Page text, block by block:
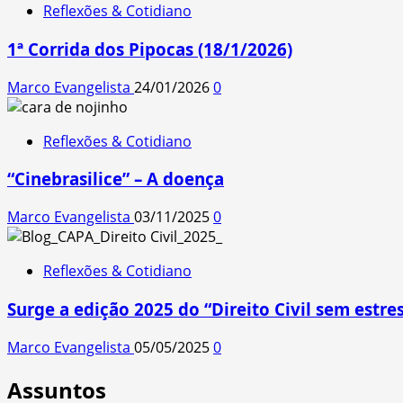
Reflexões & Cotidiano
1ª Corrida dos Pipocas (18/1/2026)
Marco Evangelista 24/01/20260
Reflexões & Cotidiano
“Cinebrasilice” – A doença
Marco Evangelista 03/11/20250
Reflexões & Cotidiano
Surge a edição 2025 do “Direito Civil sem
Marco Evangelista 05/05/20250
Assuntos